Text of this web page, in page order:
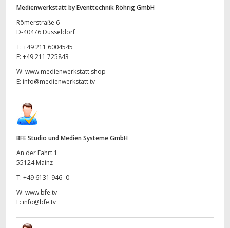
Medienwerkstatt by Eventtechnik Röhrig GmbH
Römerstraße 6
D-40476 Düsseldorf
T: +49 211 6004545
F: +49 211 725843
W: www.medienwerkstatt.shop
E: info@medienwerkstatt.tv
BFE Studio und Medien Systeme GmbH
An der Fahrt 1
55124 Mainz
T: +49 6131 946 -0
W: www.bfe.tv
E: info@bfe.tv